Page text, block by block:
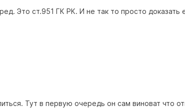
Это ст.951 ГК РК. И не так то просто доказать
Тут в первую очередь он сам виноват что